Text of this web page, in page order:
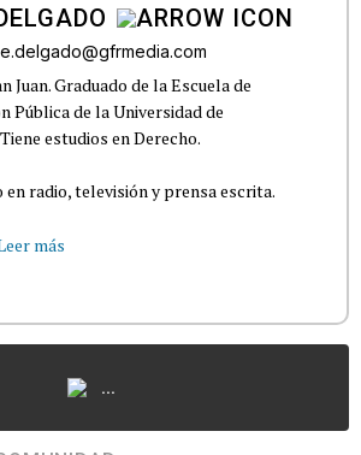
Juan. Graduado de la Escuela de
Pública de la Universidad de
estudios en Derecho.
en radio, televisión y prensa escrita.
más
...